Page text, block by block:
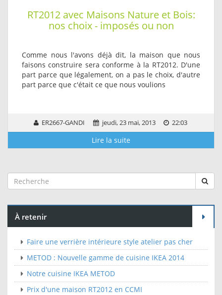
RT2012 avec Maisons Nature et Bois:
nos choix - imposés ou non
Comme nous l'avons déjà dit, la maison que nous
faisons construire sera conforme à la RT2012. D'une
part parce que légalement, on a pas le choix, d'autre
part parce que c'était ce que nous voulions
ER2667-GANDI jeudi, 23 mai, 2013 22:03
Lire la suite
À retenir
Faire une verrière intérieure style atelier pas cher
METOD : Nouvelle gamme de cuisine IKEA 2014
Notre cuisine IKEA METOD
Prix d'une maison RT2012 en CCMI